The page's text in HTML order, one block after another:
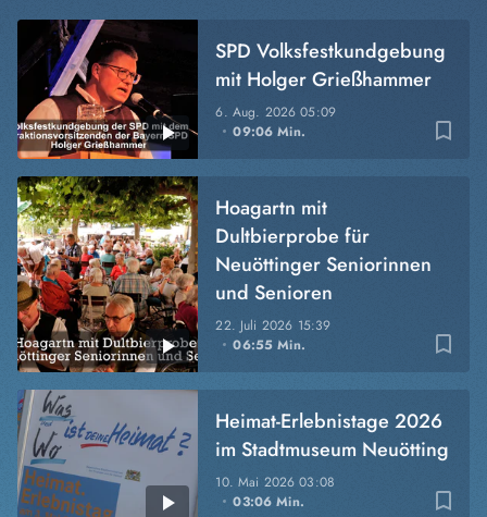
bookmark_border
6. Aug. 202605:09
09:06 Min.
SPD Volksfestkundgebung
mit Holger Grießhammer
bookmark_border
22. Juli 2026 15:39
06:55 Min.
Hoagartn mit
Dultbierprobe für
Neuöttinger Seniorinnen
und Senioren
bookmark_border
10. Mai 202603:08
03:06 Min.
Heimat-Erlebnistage 2026
im Stadtmuseum Neuötting